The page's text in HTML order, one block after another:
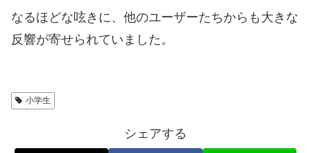
なるほどな呟きに、他のユーザーたちからも大きな
反響が寄せられていました。
小学生
シェアする